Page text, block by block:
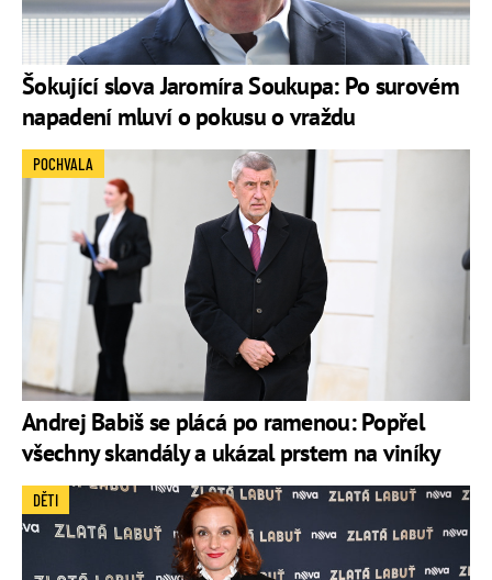
Šokující slova Jaromíra Soukupa: Po surovém
napadení mluví o pokusu o vraždu
Andrej Babiš se plácá po ramenou: Popřel
všechny skandály a ukázal prstem na viníky
POCHVALA
DĚTI